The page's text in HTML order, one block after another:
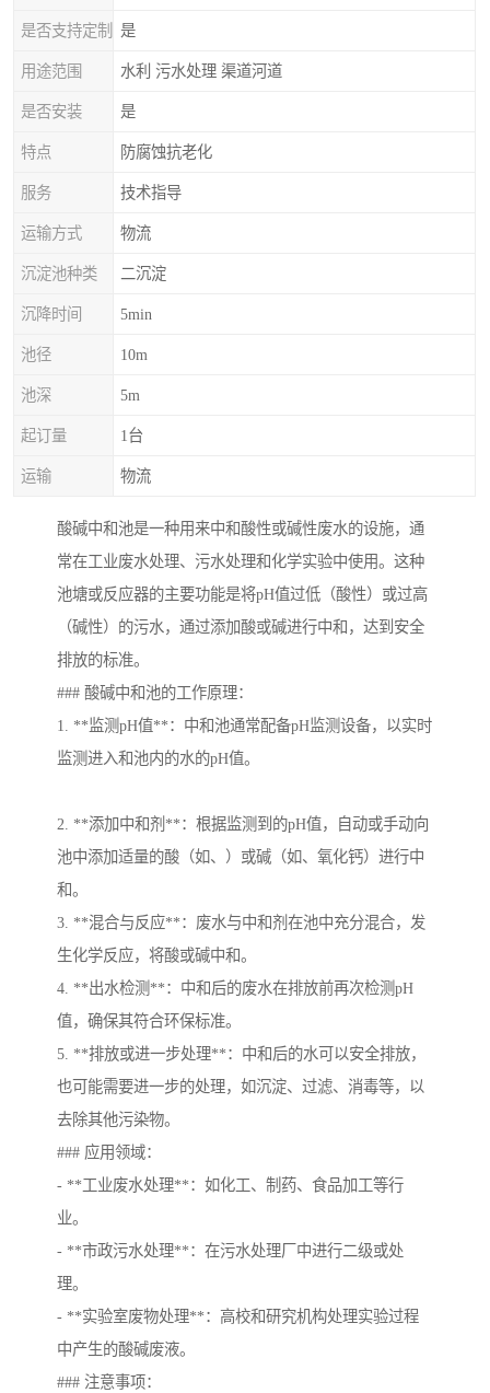
是否支持定制 是
用途范围 水利 污水处理 渠道河道
是否安装 是
特点 防腐蚀抗老化
服务 技术指导
运输方式 物流
沉淀池种类 二沉淀
沉降时间 5min
池径 10m
池深 5m
起订量 1台
运输 物流
酸碱中和池是一种用来中和酸性或碱性废水的设施，通
常在工业废水处理、污水处理和化学实验中使用。这种
池塘或反应器的主要功能是将pH值过低（酸性）或过高
（碱性）的污水，通过添加酸或碱进行中和，达到安全
排放的标准。
### 酸碱中和池的工作原理：
1. **监测pH值**：中和池通常配备pH监测设备，以实时
监测进入和池内的水的pH值。
2. **添加中和剂**：根据监测到的pH值，自动或手动向
池中添加适量的酸（如、）或碱（如、氧化钙）进行中
和。
3. **混合与反应**：废水与中和剂在池中充分混合，发
生化学反应，将酸或碱中和。
4. **出水检测**：中和后的废水在排放前再次检测pH
值，确保其符合环保标准。
5. **排放或进一步处理**：中和后的水可以安全排放，
也可能需要进一步的处理，如沉淀、过滤、消毒等，以
去除其他污染物。
### 应用领域：
- **工业废水处理**：如化工、制药、食品加工等行
业。
- **市政污水处理**：在污水处理厂中进行二级或处
理。
- **实验室废物处理**：高校和研究机构处理实验过程
中产生的酸碱废液。
### 注意事项：